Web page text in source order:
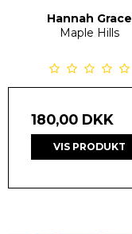
Hannah Grace
Maple Hills
180,00 DKK
VIS PRODUKT